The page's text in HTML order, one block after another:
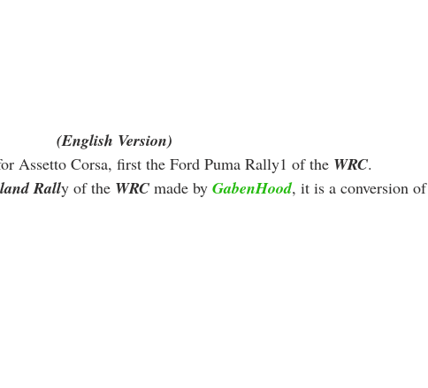
(English Version)
Assetto Corsa, first the Ford Puma Rally1 of the WRC.
Rally of the WRC made by GabenHood, it is a conversion of